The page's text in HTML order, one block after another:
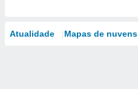
Atualidade Mapas de nuvens